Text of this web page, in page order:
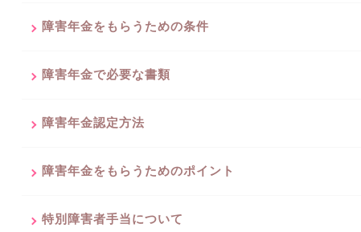
障害年金をもらうための条件
障害年金で必要な書類
障害年金認定方法
障害年金をもらうためのポイント
特別障害者手当について